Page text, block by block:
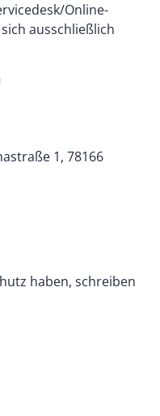
Online-
ausschließlich
1, 78166
haben, schreiben